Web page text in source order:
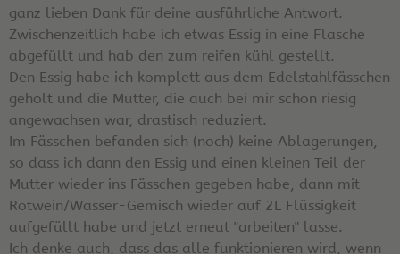
ganz lieben Dank für deine ausführliche Antwort.
Zwischenzeitlich habe ich etwas Essig in eine Flasche
abgefüllt und hab den zum reifen kühl gestellt.
Den Essig habe ich komplett aus dem Edelstahlfässchen
geholt und die Mutter, die auch bei mir schon riesig
angewachsen war, drastisch reduziert.
Im Fässchen befanden sich (noch) keine Ablagerungen,
so dass ich dann den Essig und einen kleinen Teil der
Mutter wieder ins Fässchen gegeben habe, dann mit
Rotwein/Wasser-Gemisch wieder auf 2L Flüssigkeit
aufgefüllt habe und jetzt erneut "arbeiten" lasse.
Ich denke auch, dass das alle funktionieren wird, wenn